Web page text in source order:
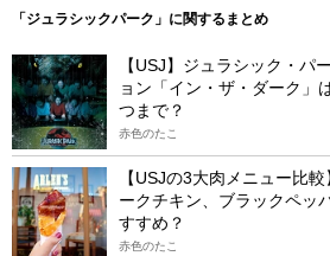
「ジュラシックパーク」に関するまとめ
【USJ】ジュラシック・パ
ョン「イン・ザ・ダーク」
つまで？
赤色のたこ
【USJの3大肉メニュー比
ークチキン、ブラックペッ
すすめ？
赤色のたこ